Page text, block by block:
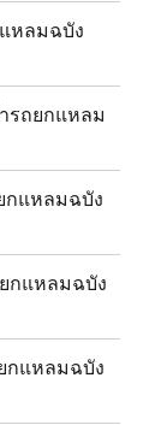
หลมฉบัง
รถยกแหลม
กแหลมฉบัง
กแหลมฉบัง
กแหลมฉบัง